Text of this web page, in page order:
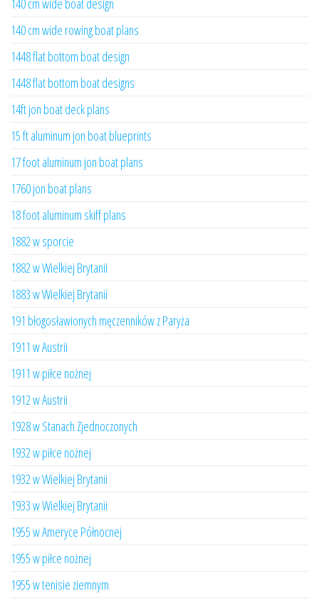
140 cm wide boat design
140 cm wide rowing boat plans
1448 flat bottom boat design
1448 flat bottom boat designs
14ft jon boat deck plans
15 ft aluminum jon boat blueprints
17 foot aluminum jon boat plans
1760 jon boat plans
18 foot aluminum skiff plans
1882 w sporcie
1882 w Wielkiej Brytanii
1883 w Wielkiej Brytanii
191 błogosławionych męczenników z Paryża
1911 w Austrii
1911 w piłce nożnej
1912 w Austrii
1928 w Stanach Zjednoczonych
1932 w piłce nożnej
1932 w Wielkiej Brytanii
1933 w Wielkiej Brytanii
1955 w Ameryce Północnej
1955 w piłce nożnej
1955 w tenisie ziemnym